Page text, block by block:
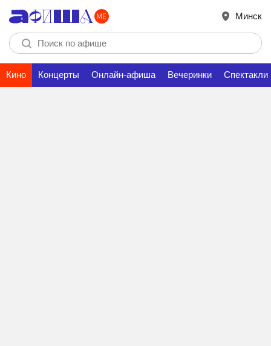
Минск
Кино Концерты Онлайн-афиша Вечеринки Спектакли